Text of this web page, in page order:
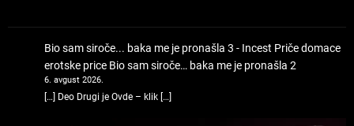
Bio sam siroče... baka me je pronašla 3 - Incest Priče domace
erotske price Bio sam siroče… baka me je pronašla 2
6. avgust 2026.
[…] Deo Drugi je Ovde – klik […]